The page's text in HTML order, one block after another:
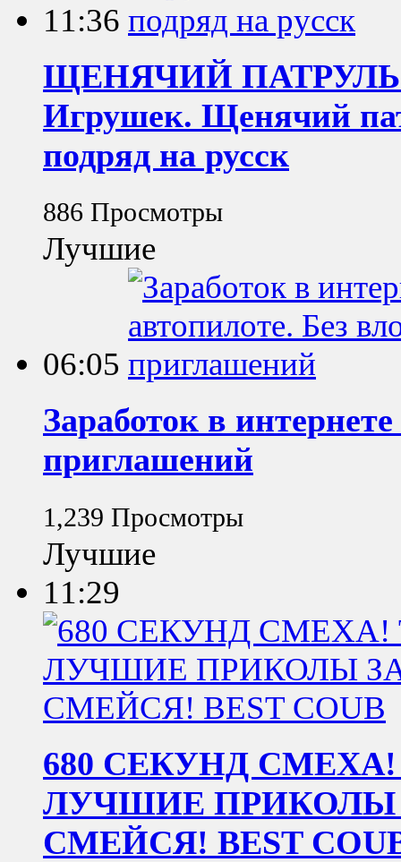
11:36
ЩЕНЯЧИЙ ПАТРУЛЬ
Игрушек. Щенячий
подряд на русск
886 Просмотры
Лучшие
06:05
Заработок в
приглашений
1,239 Просмотры
Лучшие
11:29
680 СЕКУНД
ЛУЧШИЕ ПРИКОЛЫ
СМЕЙСЯ! BEST